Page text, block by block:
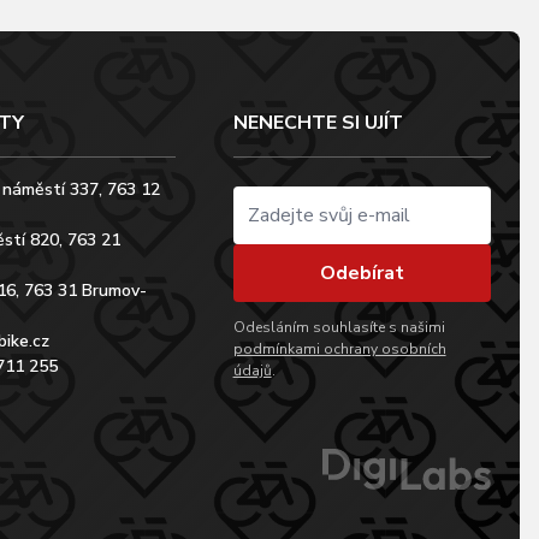
337, 763 12
820, 763 21
763 31 Brumov-
255
NENECHTE SI UJÍT
Odebírat
Odesláním souhlasíte s našimi
podmínkami ochrany osobních
údajů.